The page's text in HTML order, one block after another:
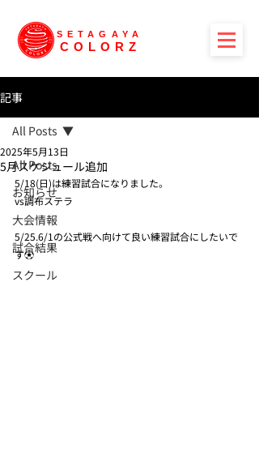
SETAGAYA
COLORZ
記事
All Posts
お知らせ
大会情報
試合結果
スクール
All Posts
5月スケジュール追加
2025年5月13日
5/18(日)は練習試合になりました。
vs調布ステラ
5/25.6/1の公式戦へ向けて良い練習試合にしたいで
す⚽️